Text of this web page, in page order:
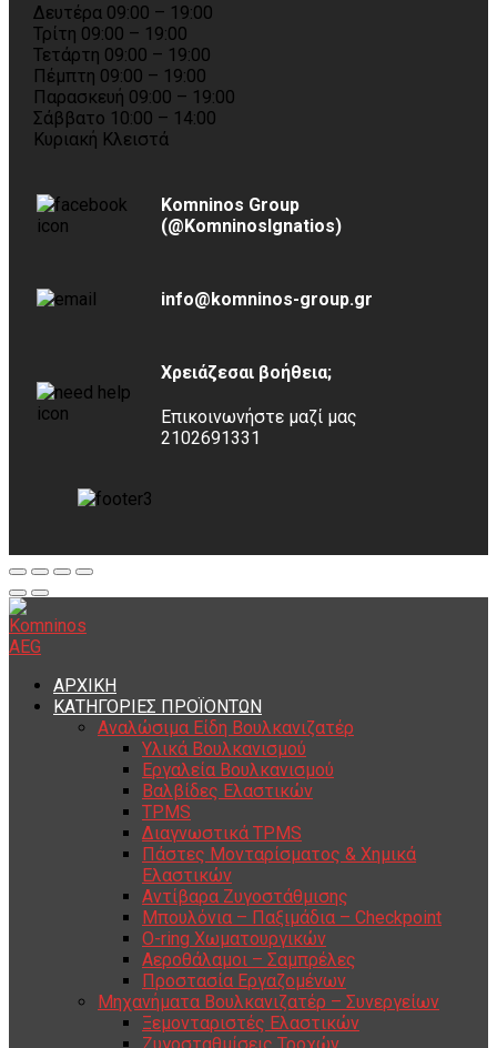
Δευτέρα 09:00 – 19:00
Τρίτη 09:00 – 19:00
Τετάρτη 09:00 – 19:00
Πέμπτη 09:00 – 19:00
Παρασκευή 09:00 – 19:00
Σάββατο 10:00 – 14:00
Κυριακή Κλειστά
Komninos Group
(@KomninosIgnatios)
info@komninos-group.gr
Χρειάζεσαι βοήθεια;
Επικοινωνήστε μαζί μας
2102691331
ΑΡΧΙΚΗ
ΚΑΤΗΓΟΡΙΕΣ ΠΡΟΪΟΝΤΩΝ
Αναλώσιμα Είδη Βουλκανιζατέρ
Υλικά Βουλκανισμού
Εργαλεία Βουλκανισμού
Βαλβίδες Ελαστικών
TPMS
Διαγνωστικά TPMS
Πάστες Μονταρίσματος & Χημικά
Ελαστικών
Αντίβαρα Ζυγοστάθμισης
Μπουλόνια – Παξιμάδια – Checkpoint
O-ring Χωματουργικών
Αεροθάλαμοι – Σαμπρέλες
Προστασία Εργαζομένων
Μηχανήματα Βουλκανιζατέρ – Συνεργείων
Ξεμονταριστές Ελαστικών